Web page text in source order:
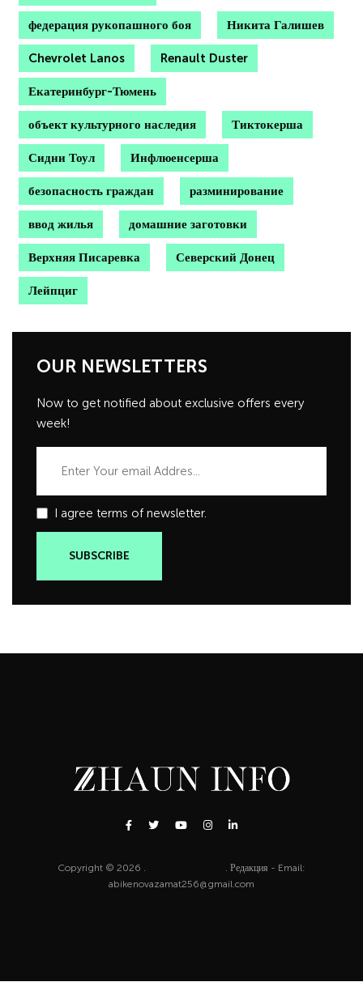
федерация рукопашного боя Никита Галишев
Chevrolet Lanos Renault Duster
Екатеринбург-Тюмень
объект культурного наследия Тиктокерша
Сидни Тоул Инфлюенсерша
безопасность граждан разминирование
ввод жилья домашние заготовки
Верхняя Писаревка Северский Донец
Лейпциг
OUR NEWSLETTERS
Now to get notified about exclusive offers every
week!
I agree terms of newsletter.
Copyright © 2026 .
. Редакция - Email:
abikenovazamat256@gmail.com